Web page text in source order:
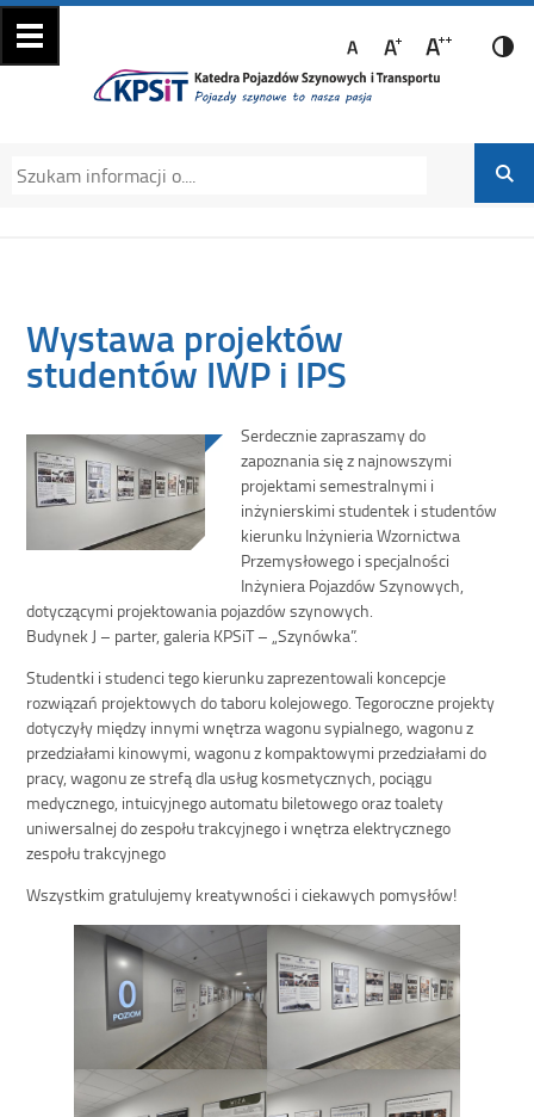
Katedra Pojazdów
Szynowych i
Transportu
Katedra Pojazdów Szynowych i Transportu
Politechniki Krakowskiej na Wydziale
Mechanicznym
Wystawa projektów
studentów IWP i IPS
Serdecznie zapraszamy do
zapoznania się z najnowszymi
projektami semestralnymi i
inżynierskimi studentek i studentów
kierunku Inżynieria Wzornictwa
Przemysłowego i specjalności
Inżyniera Pojazdów Szynowych,
dotyczącymi projektowania pojazdów szynowych.
Budynek J – parter, galeria KPSiT – „Szynówka”.
Studentki i studenci tego kierunku zaprezentowali koncepcje
rozwiązań projektowych do taboru kolejowego. Tegoroczne projekty
dotyczyły między innymi wnętrza wagonu sypialnego, wagonu z
przedziałami kinowymi, wagonu z kompaktowymi przedziałami do
pracy, wagonu ze strefą dla usług kosmetycznych, pociągu
medycznego, intuicyjnego automatu biletowego oraz toalety
uniwersalnej do zespołu trakcyjnego i wnętrza elektrycznego
zespołu trakcyjnego
Wszystkim gratulujemy kreatywności i ciekawych pomysłów!